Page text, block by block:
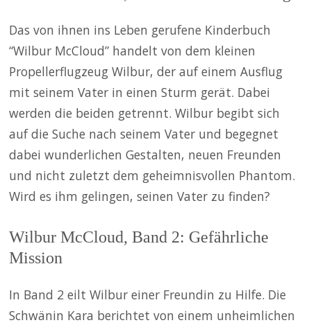
Das von ihnen ins Leben gerufene Kinderbuch
“Wilbur McCloud” handelt von dem kleinen
Propellerflugzeug Wilbur, der auf einem Ausflug
mit seinem Vater in einen Sturm gerät. Dabei
werden die beiden getrennt. Wilbur begibt sich
auf die Suche nach seinem Vater und begegnet
dabei wunderlichen Gestalten, neuen Freunden
und nicht zuletzt dem geheimnisvollen Phantom.
Wird es ihm gelingen, seinen Vater zu finden?
Wilbur McCloud, Band 2: Gefährliche
Mission
In Band 2 eilt Wilbur einer Freundin zu Hilfe. Die
Schwänin Kara berichtet von einem unheimlichen